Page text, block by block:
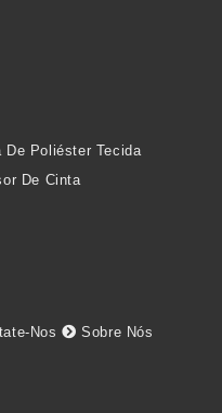
De Poliéster Tecida
De Cinta
Nos
Sobre Nós